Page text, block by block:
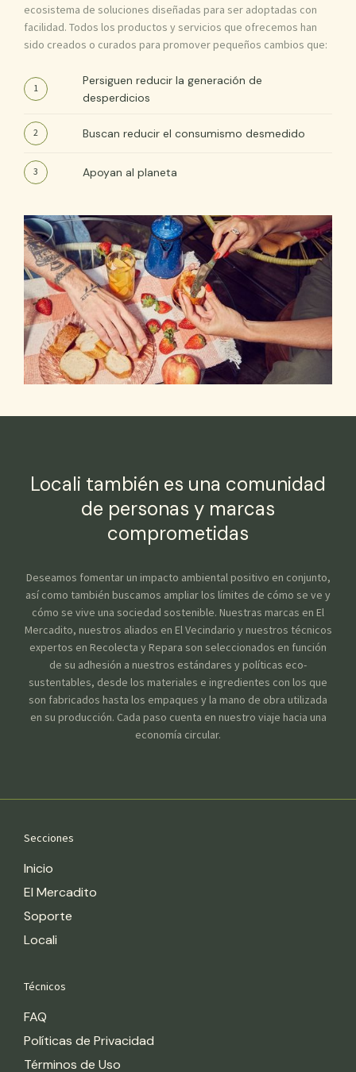
ecosistema de soluciones diseñadas para ser adoptadas con
facilidad. Todos los productos y servicios que ofrecemos han
sido creados o curados para promover pequeños cambios que:
1
Persiguen reducir la generación de
desperdicios
2 Buscan reducir el consumismo desmedido
3 Apoyan al planeta
Locali también es una comunidad
de personas y marcas
comprometidas
Deseamos fomentar un impacto ambiental positivo en conjunto,
así como también buscamos ampliar los límites de cómo se ve y
cómo se vive una sociedad sostenible. Nuestras marcas en El
Mercadito, nuestros aliados en El Vecindario y nuestros técnicos
expertos en Recolecta y Repara son seleccionados en función
de su adhesión a nuestros estándares y políticas eco-
sustentables, desde los materiales e ingredientes con los que
son fabricados hasta los empaques y la mano de obra utilizada
en su producción. Cada paso cuenta en nuestro viaje hacia una
economía circular.
Secciones
Inicio
El Mercadito
Soporte
Locali
Técnicos
FAQ
Políticas de Privacidad
Términos de Uso